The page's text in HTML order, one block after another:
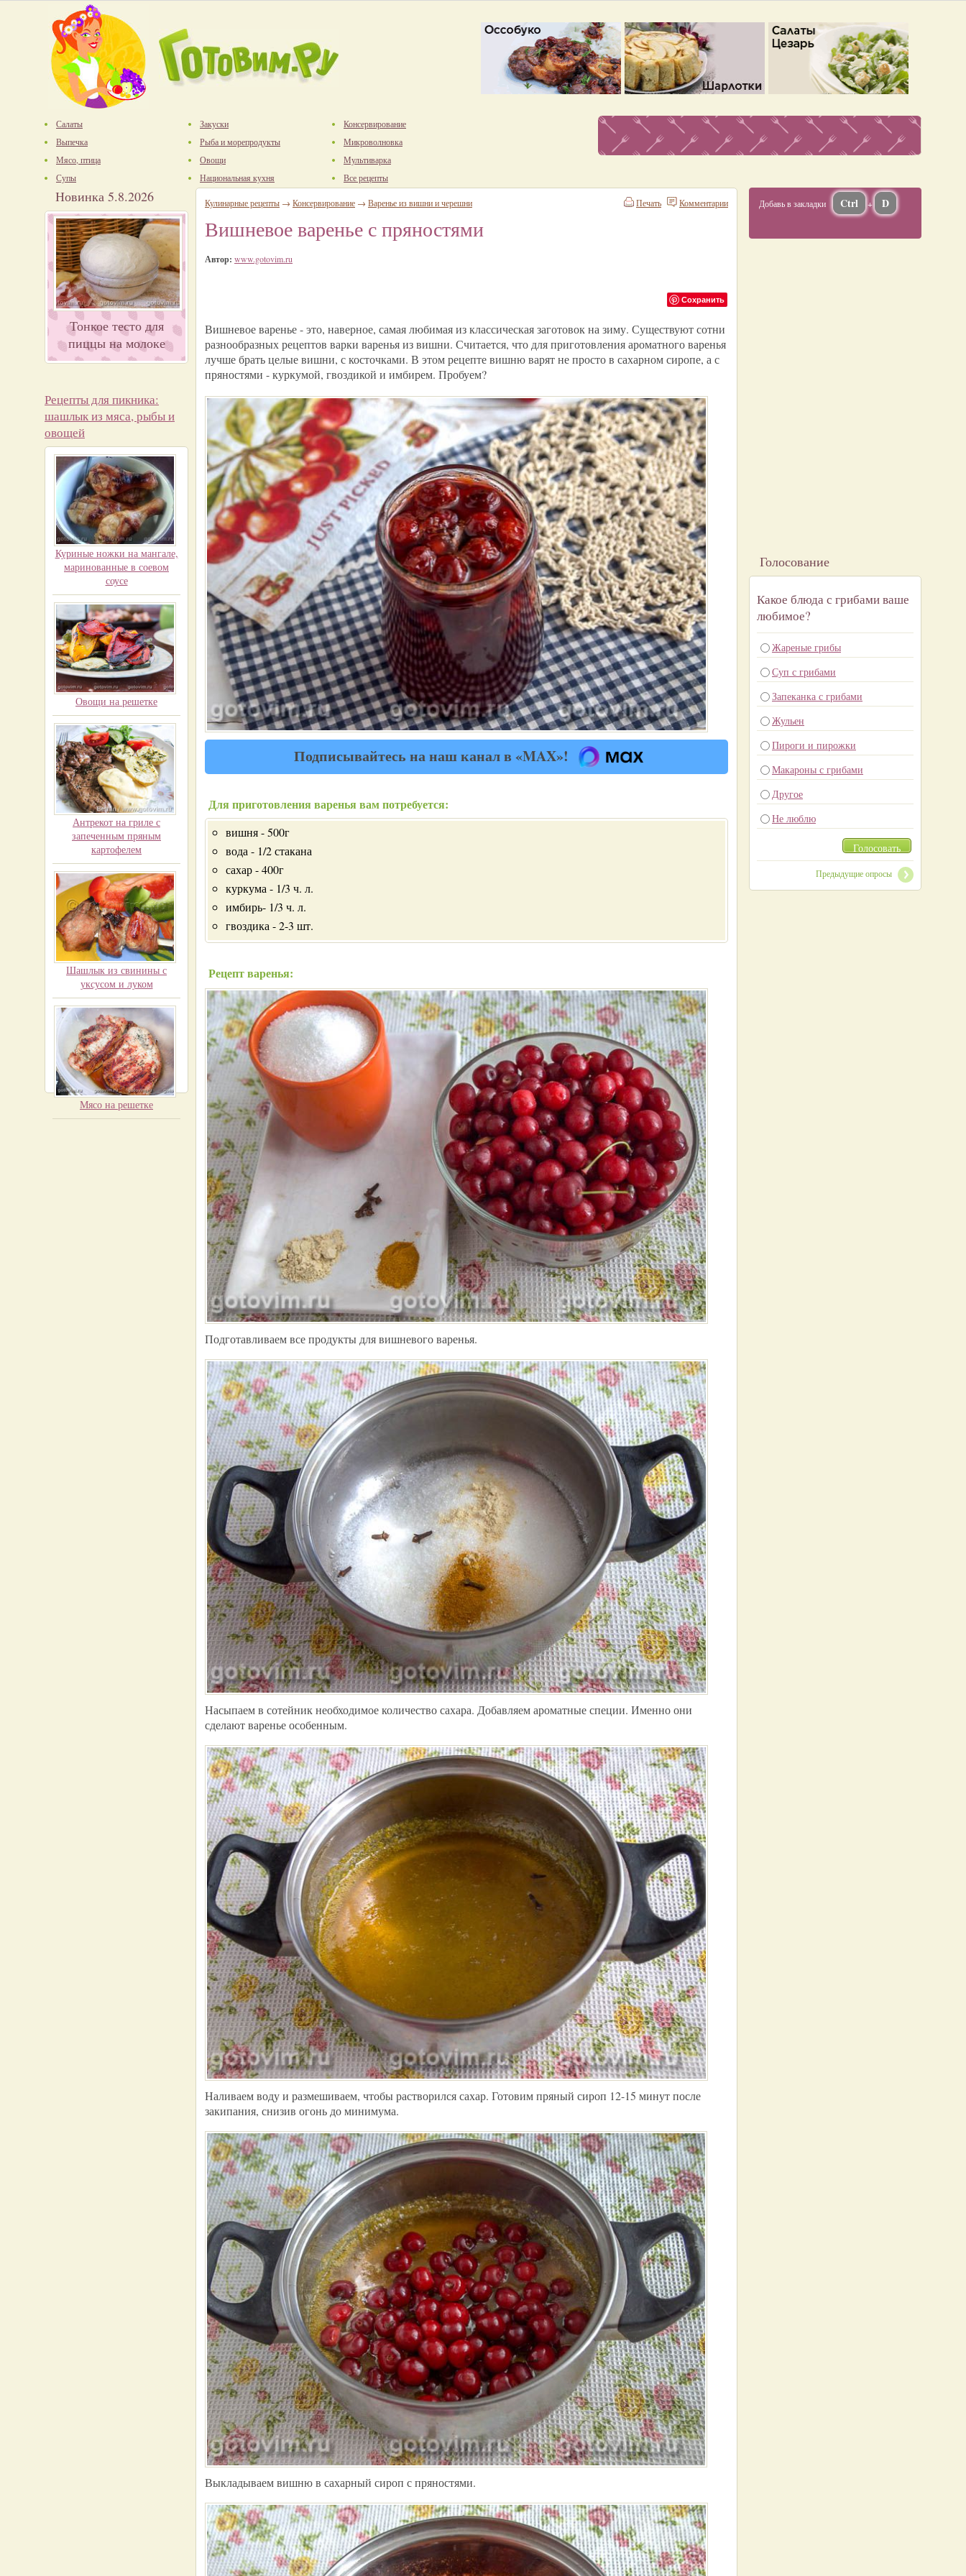
Салаты
Выпечка
Мясо, птица
Супы
Закуски
Рыба и морепродукты
Овощи
Национальная кухня
Консервирование
Микроволновка
Мультиварка
Все рецепты
Новинка 5.8.2026
Тонкое тесто для
пиццы на молоке
Рецепты для пикника:
шашлык из мяса, рыбы и
овощей
Куриные ножки на мангале,
маринованные в соевом
соусе
Овощи на решетке
Антрекот на гриле с
запеченным пряным
картофелем
Шашлык из свинины с
уксусом и луком
Мясо на решетке
Комментарии
Печать
Кулинарные рецепты → Консервирование → Варенье из вишни и черешни
Вишневое варенье с пряностями
Автор: www.gotovim.ru
Сохранить
Вишневое варенье - это, наверное, самая любимая из классическая заготовок на зиму. Существуют сотни
разнообразных рецептов варки варенья из вишни. Считается, что для приготовления ароматного варенья
лучше брать целые вишни, с косточками. В этом рецепте вишню варят не просто в сахарном сиропе, а с
пряностями - куркумой, гвоздикой и имбирем. Пробуем?
Подписывайтесь на наш канал в «MAX»!
Для приготовления варенья вам потребуется:
вишня - 500г
вода - 1/2 стакана
сахар - 400г
куркума - 1/3 ч. л.
имбирь- 1/3 ч. л.
гвоздика - 2-3 шт.
Рецепт варенья:
Подготавливаем все продукты для вишневого варенья.
Насыпаем в сотейник необходимое количество сахара. Добавляем ароматные специи. Именно они
сделают варенье особенным.
Наливаем воду и размешиваем, чтобы растворился сахар. Готовим пряный сироп 12-15 минут после
закипания, снизив огонь до минимума.
Выкладываем вишню в сахарный сироп с пряностями.
Добавь в закладки Ctrl + D
Голосование
Какое блюда с грибами ваше
любимое?
Жареные грибы
Суп с грибами
Запеканка с грибами
Жульен
Пироги и пирожки
Макароны с грибами
Другое
Не люблю
Голосовать
Предыдущие опросы